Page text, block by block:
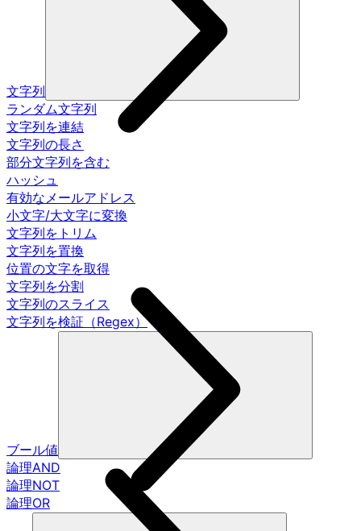
文字列
ランダム文字列
文字列を連結
文字列の長さ
部分文字列を含む
ハッシュ
有効なメールアドレス
小文字/大文字に変換
文字列をトリム
文字列を置換
位置の文字を取得
文字列を分割
文字列のスライス
文字列を検証（Regex）
ブール値
論理AND
論理NOT
論理OR